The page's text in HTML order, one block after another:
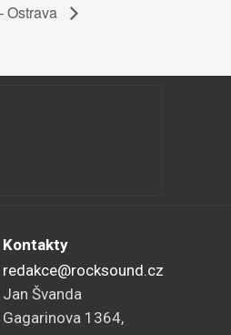
Ostrava
Kontakty
redakce@rocksound.cz
Jan Švanda
Gagarinova 1364,